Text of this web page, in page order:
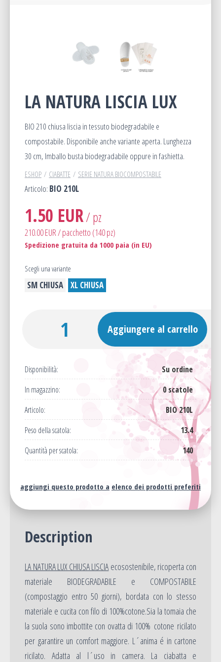
LA NATURA LISCIA LUX
BIO 210 chiusa liscia in tessuto biodegradabile e
compostabile. Disponibile anche variante aperta. Lunghezza
30 cm, Imballo busta biodegradabile oppure in fashietta.
ESHOP CIABATTE SERIE NATURA BIOCOMPOSTABILE
Articolo: BIO 210L
1.50 EUR/ pz
210.00 EUR / pacchetto (140 pz)
Spedizione gratuita da 1000 paia (in EU)
Scegli una variante
SM CHIUSA XL CHIUSA
Aggiungere al carrello
Disponibilità:
Su ordine
In magazzino:
0 scatole
Articolo:
BIO 210L
Peso della scatola:
13.4
Quantità per scatola:
140
aggiungi questo prodotto a elenco dei prodotti preferiti
Description
LA NATURA LUX CHIUSA LISCIA ecosostenibile, ricoperta con
materiale BIODEGRADABILE e COMPOSTABILE
(compostaggio entro 50 giorni), bordata con lo stesso
materiale e cucita con filo di 100%cotone.Sia la tomaia che
la suola sono imbottite con ovatta di 100% cotone ricilato
per garantire un comfort maggiore. L´anima é in cartone
ricilato. Adatta al l´uso in camera. La ciabatta e